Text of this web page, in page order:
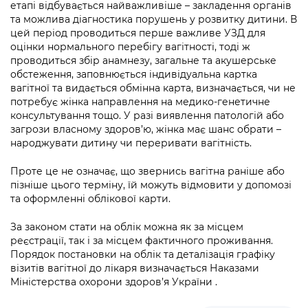
Рішення та розпорядження
Проєкти розпоряджень, що
перебувають на погодженні КМВА
Рішення Київради
Контактна інформація
Графік роботи та прийому громадян
Вакансії
Статистика
Звернення громадян
Регуляторна діяльність
Промисловість і наука Києва
Освіта та навчальні заклади
Дороги, транспорт та парковки
Навколишнє середовище міста
Містобудування та земельні ділянки
Культура, спорт, дозвілля
Фінанси та бюджет
Ритуальні послуги
Іноземцям / For foreigners
Громадська експертиза
Громадський бюджет
Консультації з громадськістю
Громадська рада
Петиції
Контактний центр
Рада з питань внутрішньо переміщених
осіб при Київській міській військовій
адміністрації
Інформація з обмеженим доступом
Подати запит онлайн
Проекти нормативно-правових та
інших актів
Нормативна база
інформацію
Порядок оскарження рішень, дій чи
бездіяльності розпорядників інформації
Звіти про опрацювання запитів на
публічну інформацію
Медіагалерея
Підписатися на новини та анонси від
КМДА / Subscribe to announcements
from the KCSA
Порядок акредитації медіа /
Accreditation process
Подати журналістський запит /
Зйомки в лікарнях в умовах воєнного
стану / Rules for media coverage of
hospitals at work under martial law
Контакти для медіа / Contacts for mass
media
Портал Послуг
етапі відбувається найважливіше – закладення органів
та можлива діагностика порушень у розвитку дитини. В
цей період проводиться перше важливе УЗД для
оцінки нормального перебігу вагітності, тоді ж
проводиться збір анамнезу, загальне та акушерське
обстеження, заповнюється індивідуальна картка
вагітної та видається обмінна карта, визначається, чи не
потребує жінка направлення на медико-генетичне
консультування тощо. У разі виявлення патологій або
загрози власному здоров’ю, жінка має шанс обрати –
народжувати дитину чи переривати вагітність.
Проте це не означає, що звернись вагітна раніше або
пізніше цього терміну, їй можуть відмовити у допомозі
та оформленні облікової карти.
За законом стати на облік можна як за місцем
реєстрації, так і за місцем фактичного проживання.
Порядок постановки на облік та деталізація графіку
візитів вагітної до лікаря визначається Наказами
Міністерства охорони здоров’я України .